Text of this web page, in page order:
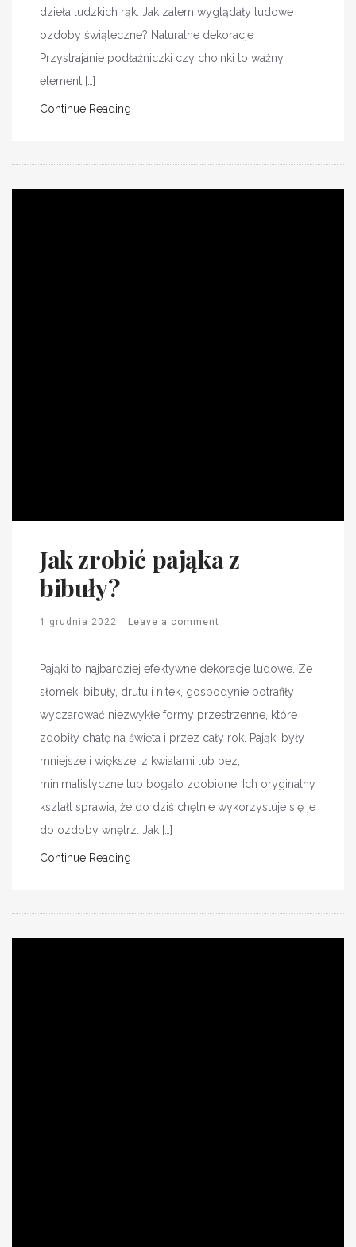
dzieła ludzkich rąk. Jak zatem wyglądały ludowe
ozdoby świąteczne? Naturalne dekoracje
Przystrajanie podłaźniczki czy choinki to ważny
element […]
Continue Reading
Jak zrobić pająka z
bibuły?
1 grudnia 2022 Leave a comment
Pająki to najbardziej efektywne dekoracje ludowe. Ze
słomek, bibuły, drutu i nitek, gospodynie potrafiły
wyczarować niezwykłe formy przestrzenne, które
zdobiły chatę na święta i przez cały rok. Pająki były
mniejsze i większe, z kwiatami lub bez,
minimalistyczne lub bogato zdobione. Ich oryginalny
kształt sprawia, że do dziś chętnie wykorzystuje się je
do ozdoby wnętrz. Jak […]
Continue Reading